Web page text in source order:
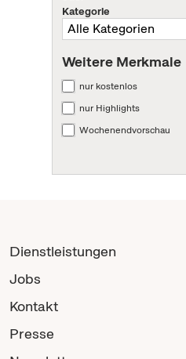
Kategorie
Weitere Merkmale
nur kostenlos
nur Highlights
Wochenendvorschau
Dienstleistungen
Jobs
Kontakt
Presse